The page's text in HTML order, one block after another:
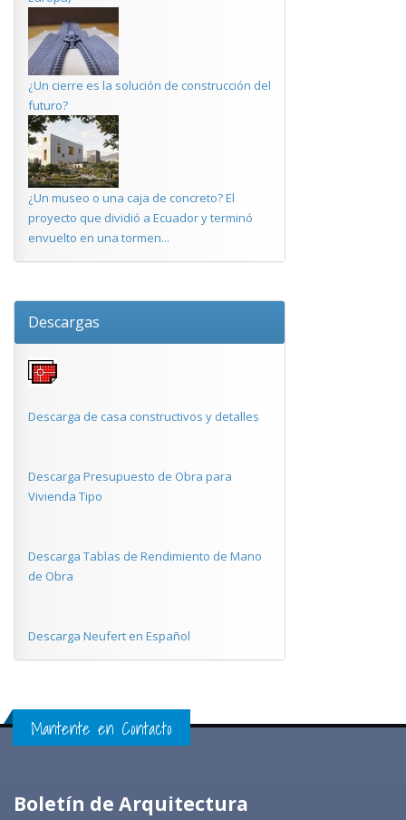
¿Un cierre es la solución de construcción del
futuro?
¿Un museo o una caja de concreto? El
proyecto que dividió a Ecuador y terminó
envuelto en una tormen...
Descargas
Descarga de casa constructivos y detalles
Descarga Presupuesto de Obra para
Vivienda Tipo
Descarga Tablas de Rendimiento de Mano
de Obra
Descarga Neufert en Español
Mantente en Contacto
Boletín de Arquitectura